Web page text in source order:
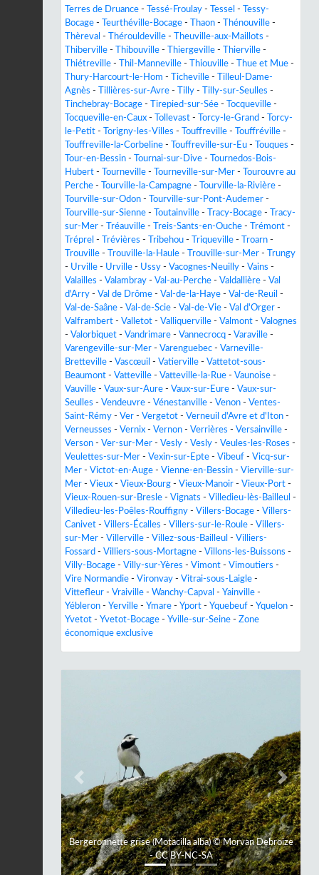
Terres de Druance - Tessé-Froulay - Tessel -
Tessy-
Bocage - Teurthéville-Bocage - Thaon - Thénouville -
Thèreval - Thérouldeville - Theuville-aux-Maillots -
Thiberville - Thibouville - Thiergeville - Thierville -
Thiétreville - Thil-Manneville - Thiouville - Thue et Mue -
Thury-Harcourt-le-Hom - Ticheville -
Tilleul-Dame-
Agnès - Tillières-sur-Avre - Tilly - Tilly-sur-Seulles -
Tinchebray-Bocage - Tirepied-sur-Sée - Tocqueville -
Tocqueville-en-Caux - Tollevast - Torcy-le-Grand -
Torcy-
le-Petit - Torigny-les-Villes - Touffreville - Touffréville -
Touffreville-la-Corbeline - Touffreville-sur-Eu - Touques -
Tour-en-Bessin - Tournai-sur-Dive -
Tournedos-Bois-
Hubert - Tourneville - Tourneville-sur-Mer -
Tourouvre au
Perche - Tourville-la-Campagne - Tourville-la-Rivière -
Tourville-sur-Odon - Tourville-sur-Pont-Audemer -
Tourville-sur-Sienne - Toutainville - Tracy-Bocage -
Tracy-
sur-Mer - Tréauville - Treis-Sants-en-Ouche - Trémont -
Tréprel - Trévières - Tribehou - Triqueville - Troarn -
Trouville - Trouville-la-Haule - Trouville-sur-Mer -
Trungy
- Urville - Urville - Ussy - Vacognes-Neuilly - Vains -
Valailles - Valambray - Val-au-Perche - Valdallière - Val
d'Arry - Val de Drôme - Val-de-la-Haye - Val-de-Reuil -
Val-de-Saâne - Val-de-Scie - Val-de-Vie - Val d'Orger -
Valframbert - Valletot - Valliquerville - Valmont - Valognes
- Valorbiquet - Vandrimare - Vannecrocq - Varaville -
Varengeville-sur-Mer - Varenguebec - Varneville-
Bretteville - Vascœuil - Vatierville - Vattetot-sous-
Beaumont - Vatteville - Vatteville-la-Rue - Vaunoise -
Vauville - Vaux-sur-Aure - Vaux-sur-Eure - Vaux-sur-
Seulles - Vendeuvre - Vénestanville - Venon - Ventes-
Saint-Rémy - Ver - Vergetot - Verneuil d'Avre et d'Iton -
Verneusses - Vernix - Vernon - Verrières - Versainville -
Verson - Ver-sur-Mer - Vesly - Vesly - Veules-les-Roses -
Veulettes-sur-Mer - Vexin-sur-Epte - Vibeuf - Vicq-sur-
Mer - Victot-en-Auge - Vienne-en-Bessin - Vierville-sur-
Mer - Vieux - Vieux-Bourg - Vieux-Manoir - Vieux-Port -
Vieux-Rouen-sur-Bresle - Vignats - Villedieu-lès-Bailleul -
Villedieu-les-Poêles-Rouffigny - Villers-Bocage - Villers-
Canivet - Villers-Écalles - Villers-sur-le-Roule - Villers-
sur-Mer - Villerville - Villez-sous-Bailleul - Villiers-
Fossard - Villiers-sous-Mortagne - Villons-les-Buissons -
Villy-Bocage - Villy-sur-Yères - Vimont - Vimoutiers -
Vire Normandie - Vironvay - Vitrai-sous-Laigle -
Vittefleur - Vraiville - Wanchy-Capval - Yainville -
Yébleron - Yerville - Ymare - Yport - Yquebeuf - Yquelon -
Yvetot - Yvetot-Bocage - Yville-sur-Seine - Zone
économique exclusive
Bergeronnette grise (Motacilla alba) © Morvan Debroize
- CC BY-NC-SA
Previous Next